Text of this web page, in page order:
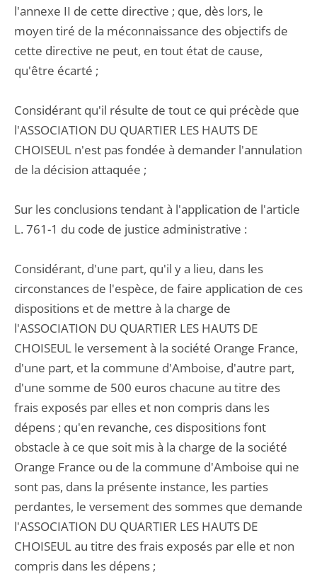
l'annexe II de cette directive ; que, dès lors, le
moyen tiré de la méconnaissance des objectifs de
cette directive ne peut, en tout état de cause,
qu'être écarté ;
Considérant qu'il résulte de tout ce qui précède que
l'ASSOCIATION DU QUARTIER LES HAUTS DE
CHOISEUL n'est pas fondée à demander l'annulation
de la décision attaquée ;
Sur les conclusions tendant à l'application de l'article
L. 761-1 du code de justice administrative :
Considérant, d'une part, qu'il y a lieu, dans les
circonstances de l'espèce, de faire application de ces
dispositions et de mettre à la charge de
l'ASSOCIATION DU QUARTIER LES HAUTS DE
CHOISEUL le versement à la société Orange France,
d'une part, et la commune d'Amboise, d'autre part,
d'une somme de 500 euros chacune au titre des
frais exposés par elles et non compris dans les
dépens ; qu'en revanche, ces dispositions font
obstacle à ce que soit mis à la charge de la société
Orange France ou de la commune d'Amboise qui ne
sont pas, dans la présente instance, les parties
perdantes, le versement des sommes que demande
l'ASSOCIATION DU QUARTIER LES HAUTS DE
CHOISEUL au titre des frais exposés par elle et non
compris dans les dépens ;